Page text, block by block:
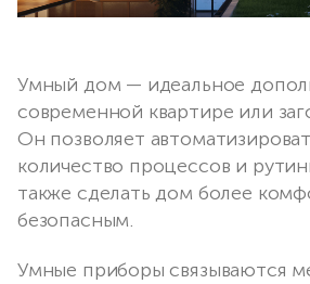
Умный дом — идеальное
современной квартире или
Он позволяет
количество процессов и
также сделать дом более
безопасным.
Умные приборы связываются